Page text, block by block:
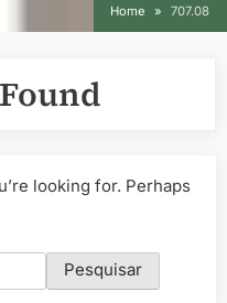
Home 707.08
looking for. Perhaps